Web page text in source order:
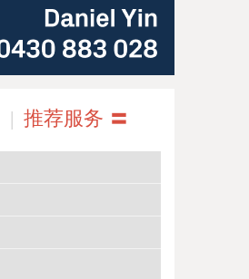
| 推荐服务 〓